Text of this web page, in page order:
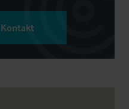
Kontakt